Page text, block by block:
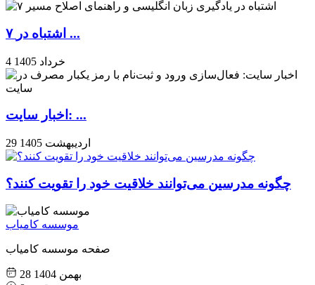
۷ اشتباه در ...
4 خرداد 1405
اخبار سایت: ...
29 اردیبهشت 1405
چگونه مدرسین می‌توانند خلاقیت خود را تقویت کنند؟
موسسه کامیاب
صفحه موسسه کامیاب
28 بهمن 1404